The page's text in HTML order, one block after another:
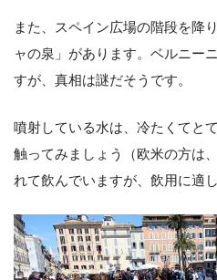
また、スペイン広場の階段を降
ャの泉」があります。ベルニー
すが、真相は謎だそうです。
噴射している水は、冷たくてと
触ってみましょう（欧米の方は
れて飲んでいますが、飲用に適